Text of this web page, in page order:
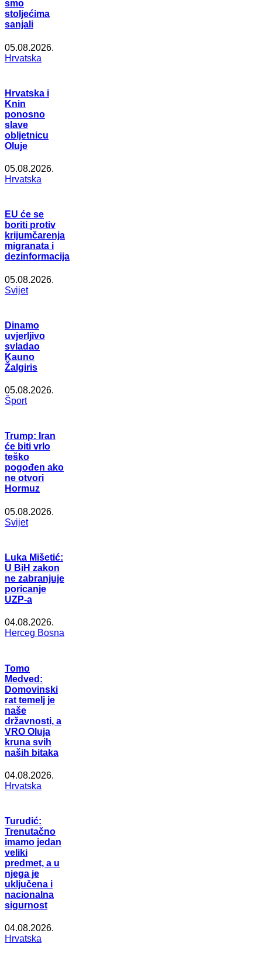
smo
stoljećima
sanjali
05.08.2026.
Hrvatska
Hrvatska i
Knin
ponosno
slave
obljetnicu
Oluje
05.08.2026.
Hrvatska
EU će se
boriti protiv
krijumčarenja
migranata i
dezinformacija
05.08.2026.
Svijet
Dinamo
uvjerljivo
svladao
Kauno
Žalgiris
05.08.2026.
Šport
Trump: Iran
će biti vrlo
teško
pogođen ako
ne otvori
Hormuz
05.08.2026.
Svijet
Luka Mišetić:
U BiH zakon
ne zabranjuje
poricanje
UZP-a
04.08.2026.
Herceg Bosna
Tomo
Medved:
Domovinski
rat temelj je
naše
državnosti, a
VRO Oluja
kruna svih
naših bitaka
04.08.2026.
Hrvatska
Turudić:
Trenutačno
imamo jedan
veliki
predmet, a u
njega je
uključena i
nacionalna
sigurnost
04.08.2026.
Hrvatska